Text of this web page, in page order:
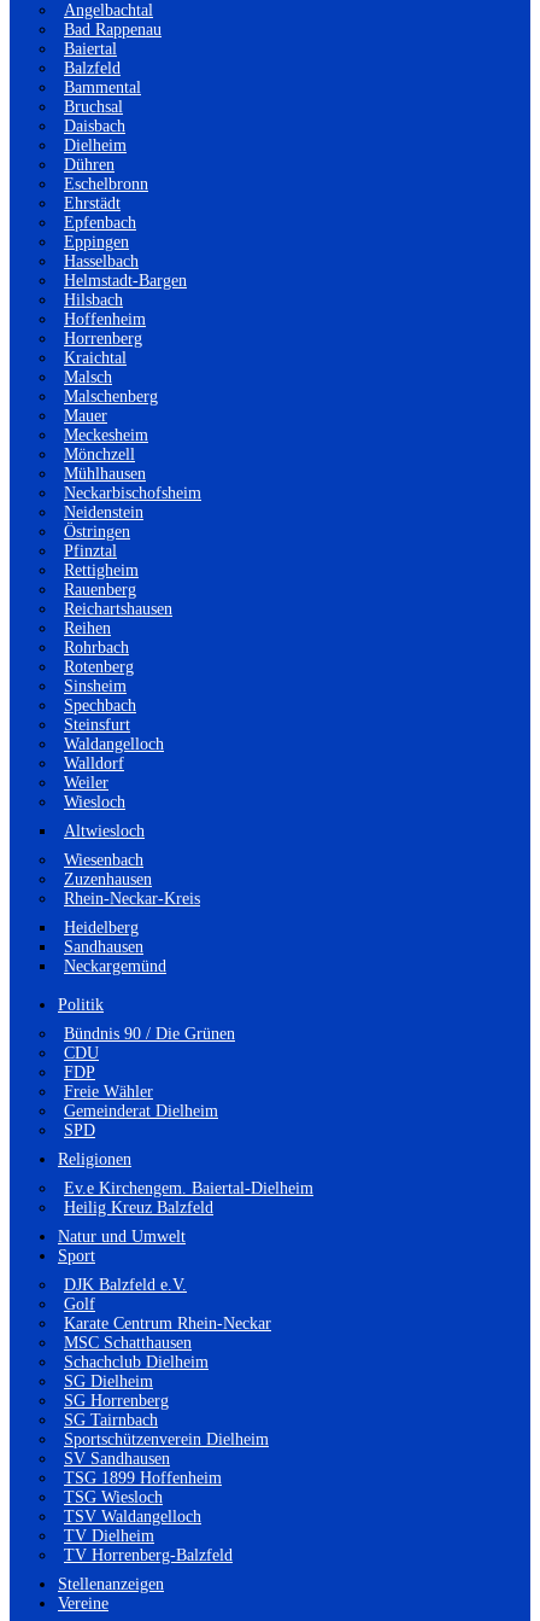
Angelbachtal
Bad Rappenau
Baiertal
Balzfeld
Bammental
Bruchsal
Daisbach
Dielheim
Dühren
Eschelbronn
Ehrstädt
Epfenbach
Eppingen
Hasselbach
Helmstadt-Bargen
Hilsbach
Hoffenheim
Horrenberg
Kraichtal
Malsch
Malschenberg
Mauer
Meckesheim
Mönchzell
Mühlhausen
Neckarbischofsheim
Neidenstein
Östringen
Pfinztal
Rettigheim
Rauenberg
Reichartshausen
Reihen
Rohrbach
Rotenberg
Sinsheim
Spechbach
Steinsfurt
Waldangelloch
Walldorf
Weiler
Wiesloch
Altwiesloch
Wiesenbach
Zuzenhausen
Rhein-Neckar-Kreis
Heidelberg
Sandhausen
Neckargemünd
Politik
Bündnis 90 / Die Grünen
CDU
FDP
Freie Wähler
Gemeinderat Dielheim
SPD
Religionen
Ev.e Kirchengem. Baiertal-Dielheim
Heilig Kreuz Balzfeld
Natur und Umwelt
Sport
DJK Balzfeld e.V.
Golf
Karate Centrum Rhein-Neckar
MSC Schatthausen
Schachclub Dielheim
SG Dielheim
SG Horrenberg
SG Tairnbach
Sportschützenverein Dielheim
SV Sandhausen
TSG 1899 Hoffenheim
TSG Wiesloch
TSV Waldangelloch
TV Dielheim
TV Horrenberg-Balzfeld
Stellenanzeigen
Vereine